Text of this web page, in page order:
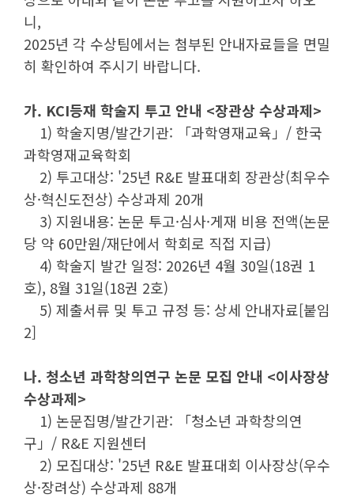
니,
2025년 각 수상팀에서는 첨부된 안내자료들을 면밀
히 확인하여 주시기 바랍니다.
가. KCI등재 학술지 투고 안내 <장관상 수상과제>
1) 학술지명/발간기관: 「과학영재교육」/ 한국
과학영재교육학회
2) 투고대상: '25년 R&E 발표대회 장관상(최우수
상·혁신도전상) 수상과제 20개
3) 지원내용: 논문 투고·심사·게재 비용 전액(논문
당 약 60만원/재단에서 학회로 직접 지급)
4) 학술지 발간 일정: 2026년 4월 30일(18권 1
호), 8월 31일(18권 2호)
5) 제출서류 및 투고 규정 등: 상세 안내자료[붙임
2]
나. 청소년 과학창의연구 논문 모집 안내 <이사장상
수상과제>
1) 논문집명/발간기관: 「청소년 과학창의연
구」/ R&E 지원센터
2) 모집대상: '25년 R&E 발표대회 이사장상(우수
상·장려상) 수상과제 88개